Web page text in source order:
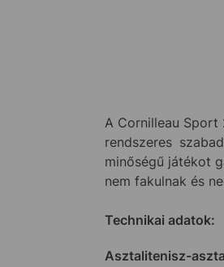
A Cornilleau
rendszeres
minőségű játékot
nem fakulnak és
Technikai adatok:
Asztalitenisz-